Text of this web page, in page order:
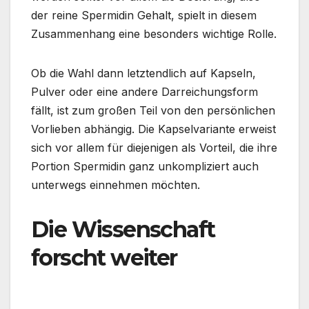
der reine Spermidin Gehalt, spielt in diesem
Zusammenhang eine besonders wichtige Rolle.
Ob die Wahl dann letztendlich auf Kapseln,
Pulver oder eine andere Darreichungsform
fällt, ist zum großen Teil von den persönlichen
Vorlieben abhängig. Die Kapselvariante erweist
sich vor allem für diejenigen als Vorteil, die ihre
Portion Spermidin ganz unkompliziert auch
unterwegs einnehmen möchten.
Die Wissenschaft
forscht weiter